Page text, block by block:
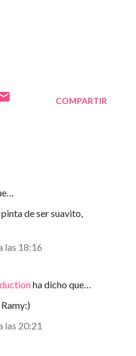
COMPARTIR
de ser suavito,
las 18:16
ha dicho que…
las 20:21